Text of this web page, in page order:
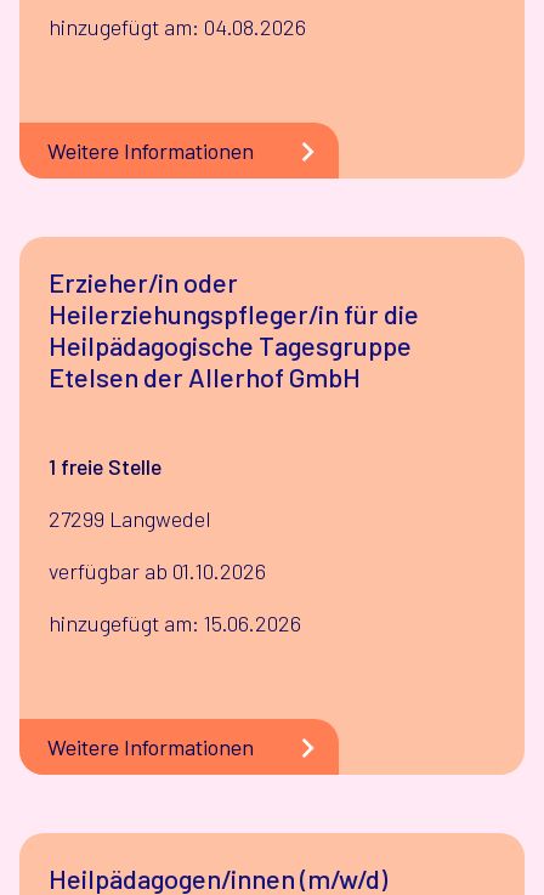
hinzugefügt am: 04.08.2026
Weitere Informationen
Erzieher/in oder
Heilerziehungspfleger/in für die
Heilpädagogische Tagesgruppe
Etelsen der Allerhof GmbH
1 freie Stelle
27299 Langwedel
verfügbar ab 01.10.2026
hinzugefügt am: 15.06.2026
Weitere Informationen
Heilpädagogen/innen (m/w/d)